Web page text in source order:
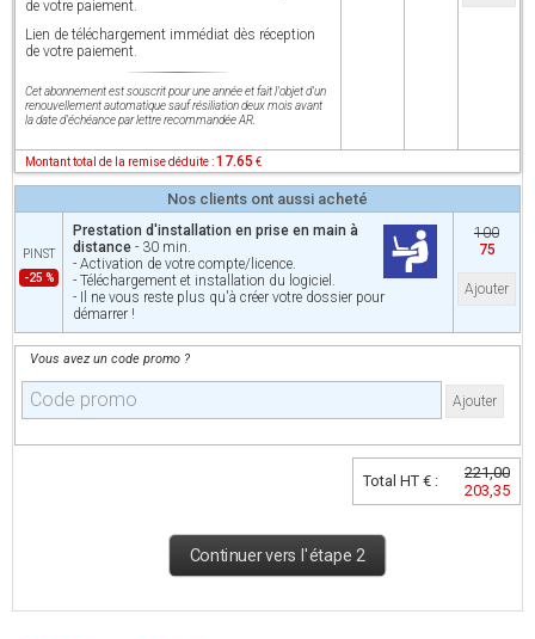
de votre paiement.
Lien de téléchargement immédiat dès réception
de votre paiement.
Cet abonnement est souscrit pour une année et fait l'objet d'un
renouvellement automatique sauf résiliation deux mois avant
la date d'échéance par lettre recommandée AR.
Montant total de la remise déduite :17.65 €
Nos clients ont aussi acheté
PINST
-25 %
Prestation d'installation en prise en main à
distance - 30 min.
- Activation de votre compte/licence.
- Téléchargement et installation du logiciel.
- Il ne vous reste plus qu'à créer votre dossier pour
démarrer !
100
75
Ajouter
Vous avez un code promo ?
Ajouter
Total HT € :
221,00
203,35
Continuer vers l'étape 2